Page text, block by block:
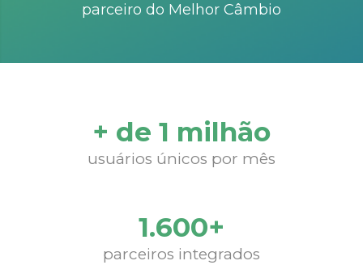
parceiro do Melhor Câmbio
+ de 1 milhão
usuários únicos por mês
1.600+
parceiros integrados